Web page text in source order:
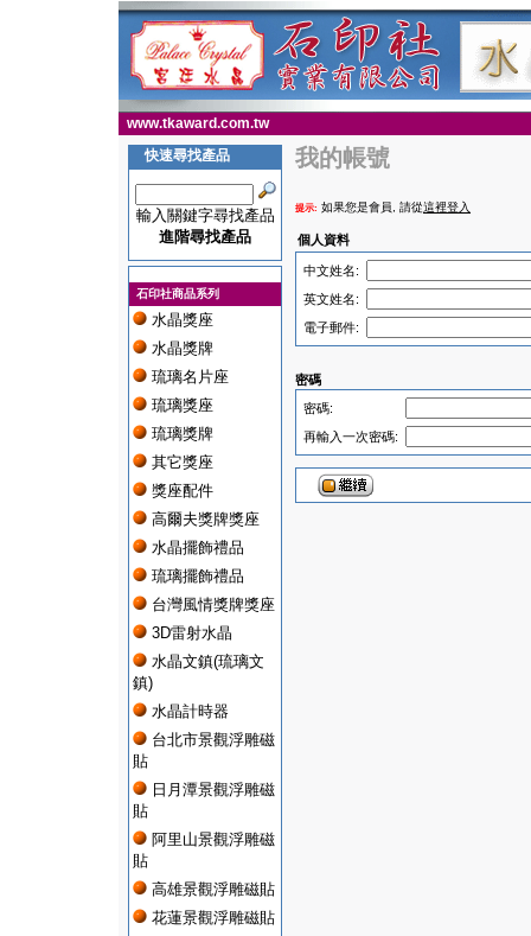
www.tkaward.com.tw
快速尋找產品
輸入關鍵字尋找產品
進階尋找產品
石印社商品系列
水晶獎座
水晶獎牌
琉璃名片座
琉璃獎座
琉璃獎牌
其它獎座
獎座配件
高爾夫獎牌獎座
水晶擺飾禮品
琉璃擺飾禮品
台灣風情獎牌獎座
3D雷射水晶
水晶文鎮(琉璃文
鎮)
水晶計時器
台北市景觀浮雕磁
貼
日月潭景觀浮雕磁
貼
阿里山景觀浮雕磁
貼
高雄景觀浮雕磁貼
花蓮景觀浮雕磁貼
我的帳號
提示: 如果您是會員, 請從這裡登入
個人資料
中文姓名:
英文姓名:
電子郵件:
密碼
密碼:
再輸入一次密碼: